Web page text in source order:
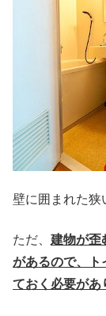
壁に囲まれた狭
ただ、 建物が歪
があるので、ト
ておく必要があ